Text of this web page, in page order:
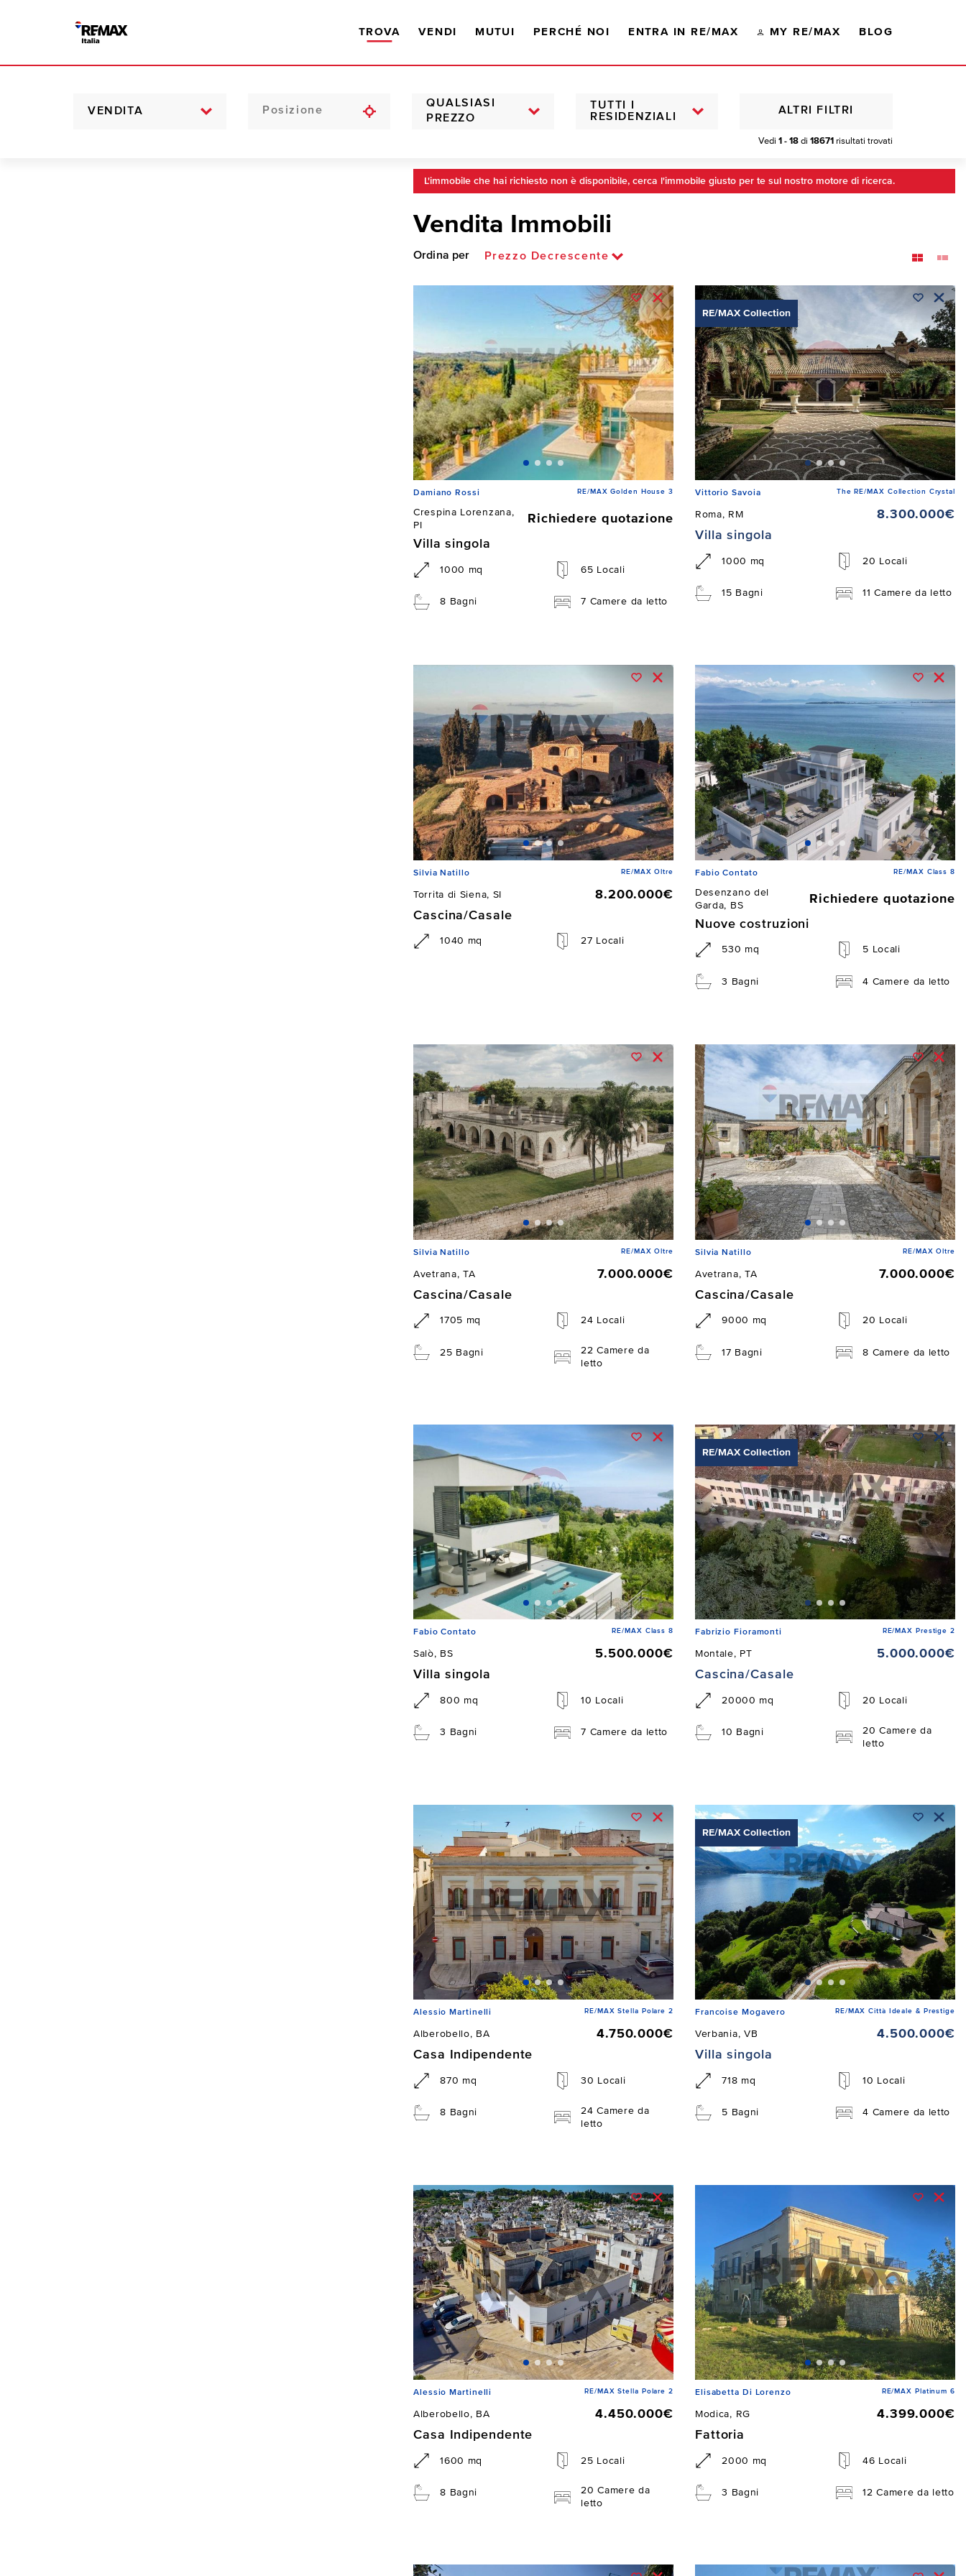
TROVA VENDI MUTUI PERCHÉ NOI ENTRA IN RE/MAX MY RE/MAX BLOG
VENDITA
QUALSIASI
PREZZO
TUTTI I
RESIDENZIALI
Vedi 1 - 18 di 18671 risultati trovati
ALTRI FILTRI
L'immobile che hai richiesto non è disponibile, cerca l'immobile giusto per te sul nostro motore di ricerca.
Vendita Immobili
Ordina per Prezzo Decrescente
Damiano Rossi RE/MAX Golden House 3
Crespina Lorenzana,
PI
Richiedere quotazione
Villa singola
1000 mq 65 Locali
8 Bagni 7 Camere da letto
RE/MAX Collection
Vittorio Savoia The RE/MAX Collection Crystal
Roma, RM
8.300.000€
Villa singola
1000 mq 20 Locali
15 Bagni 11 Camere da letto
Silvia Natillo RE/MAX Oltre
Torrita di Siena, SI
8.200.000€
Cascina/Casale
1040 mq 27 Locali
Fabio Contato RE/MAX Class 8
Desenzano del
Garda, BS
Richiedere quotazione
Nuove costruzioni
530 mq 5 Locali
3 Bagni 4 Camere da letto
Silvia Natillo RE/MAX Oltre
Avetrana, TA
7.000.000€
Cascina/Casale
1705 mq 24 Locali
25 Bagni
22 Camere da
letto
Silvia Natillo RE/MAX Oltre
Avetrana, TA
7.000.000€
Cascina/Casale
9000 mq 20 Locali
17 Bagni 8 Camere da letto
Fabio Contato RE/MAX Class 8
Salò, BS
5.500.000€
Villa singola
800 mq 10 Locali
3 Bagni 7 Camere da letto
RE/MAX Collection
Fabrizio Fioramonti RE/MAX Prestige 2
Montale, PT
5.000.000€
Cascina/Casale
20000 mq 20 Locali
10 Bagni
20 Camere da
letto
Alessio Martinelli RE/MAX Stella Polare 2
Alberobello, BA
4.750.000€
Casa Indipendente
870 mq 30 Locali
8 Bagni
24 Camere da
letto
RE/MAX Collection
Francoise Mogavero RE/MAX Città Ideale & Prestige
Verbania, VB
4.500.000€
Villa singola
718 mq 10 Locali
5 Bagni 4 Camere da letto
Alessio Martinelli RE/MAX Stella Polare 2
Alberobello, BA
4.450.000€
Casa Indipendente
1600 mq 25 Locali
8 Bagni
20 Camere da
letto
Elisabetta Di Lorenzo RE/MAX Platinum 6
Modica, RG
4.399.000€
Fattoria
2000 mq 46 Locali
3 Bagni 12 Camere da letto